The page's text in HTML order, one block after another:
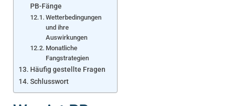
PB-Fänge
Wetterbedingungen
und ihre
Auswirkungen
Monatliche
Fangstrategien
Häufig gestellte Fragen
Schlusswort